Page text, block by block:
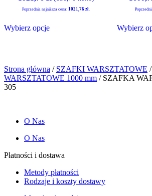
Poprzednia najniższa cena:1021,76zł.
Wybierz opcjeprodukt
Opcje
można
wybrać
Wybierz
Strona główna / SZAFKI WARSZTATOWE /
WARSZTATOWE 1000 mm / SZAFKA
305
O Nas
O Nas
Płatności i dostawa
Metody płatności
Rodzaje i koszty dostawy